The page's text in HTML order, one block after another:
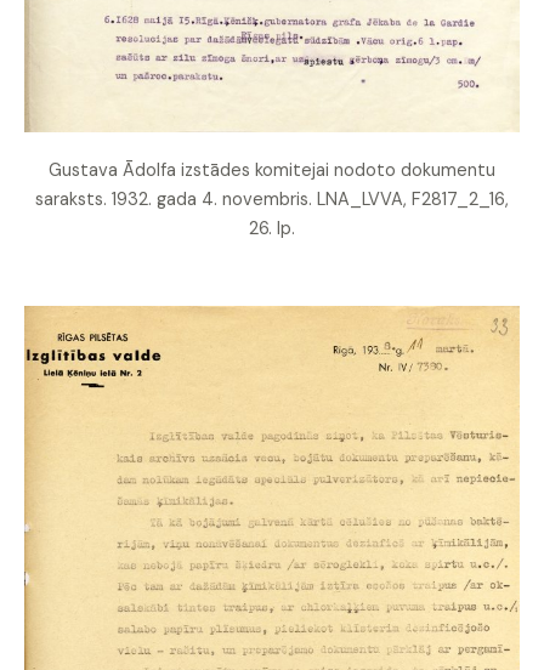
Gustava Ādolfa izstādes komitejai nodoto dokumentu
saraksts. 1932. gada 4. novembris. LNA_LVVA, F2817_2_16,
26. lp.